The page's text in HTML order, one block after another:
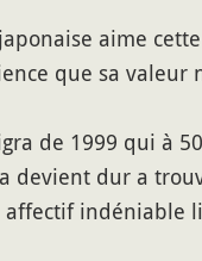
aime
que sa valeur
de 1999 qui à
devient dur a
affectif indéniable